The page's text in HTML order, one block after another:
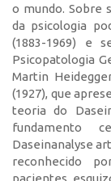
o mundo. Sobre
da psicologia
(1883-1969) e
Psicopatologia
Martin
(1927), que
teoria do
fundamento
Daseinanalyse
reconhecido